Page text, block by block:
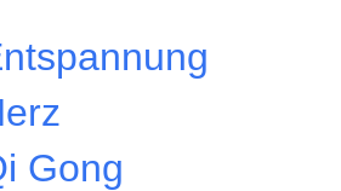
Gong